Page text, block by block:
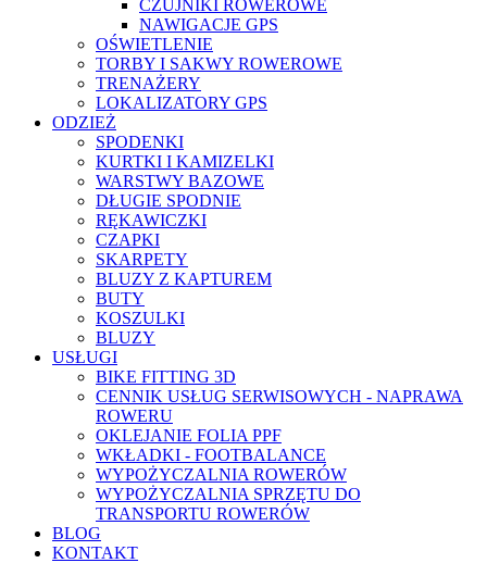
CZUJNIKI ROWEROWE
NAWIGACJE GPS
OŚWIETLENIE
TORBY I SAKWY ROWEROWE
TRENAŻERY
LOKALIZATORY GPS
ODZIEŻ
SPODENKI
KURTKI I KAMIZELKI
WARSTWY BAZOWE
DŁUGIE SPODNIE
RĘKAWICZKI
CZAPKI
SKARPETY
BLUZY Z KAPTUREM
BUTY
KOSZULKI
BLUZY
USŁUGI
BIKE FITTING 3D
CENNIK USŁUG SERWISOWYCH - NAPRAWA
ROWERU
OKLEJANIE FOLIA PPF
WKŁADKI - FOOTBALANCE
WYPOŻYCZALNIA ROWERÓW
WYPOŻYCZALNIA SPRZĘTU DO
TRANSPORTU ROWERÓW
BLOG
KONTAKT